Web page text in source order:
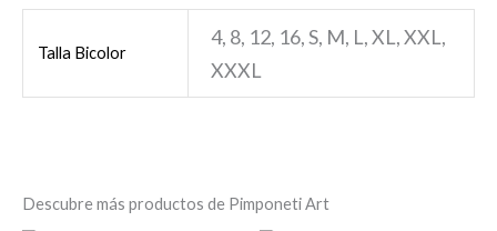
Talla Bicolor
4, 8, 12, 16, S, M, L, XL, XXL,
XXXL
Descubre más productos de Pimponeti Art